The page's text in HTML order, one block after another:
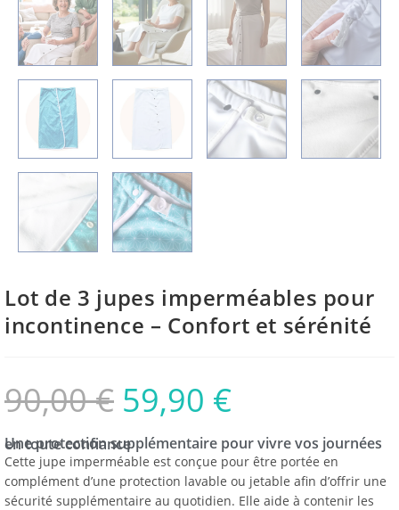
Lot de 3 jupes imperméables pour
incontinence – Confort et sérénité
90,00€ 59,90 €
Une protection supplémentaire pour vivre vos journées en toute confiance
Cette jupe imperméable est conçue pour être portée en
complément d’une protection lavable ou jetable afin d’offrir une
sécurité supplémentaire au quotidien. Elle aide à contenir les